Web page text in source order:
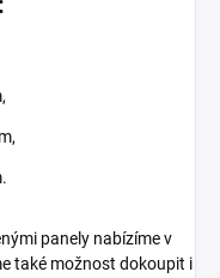
panely nabízíme v
také možnost dokoupit i